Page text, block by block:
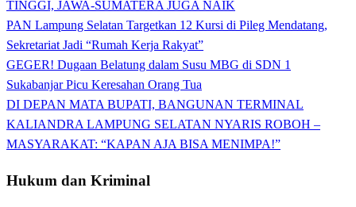
TINGGI, JAWA-SUMATERA JUGA NAIK
PAN Lampung Selatan Targetkan 12 Kursi di Pileg Mendatang,
Sekretariat Jadi “Rumah Kerja Rakyat”
GEGER! Dugaan Belatung dalam Susu MBG di SDN 1
Sukabanjar Picu Keresahan Orang Tua
DI DEPAN MATA BUPATI, BANGUNAN TERMINAL
KALIANDRA LAMPUNG SELATAN NYARIS ROBOH –
MASYARAKAT: “KAPAN AJA BISA MENIMPA!”
Hukum dan Kriminal